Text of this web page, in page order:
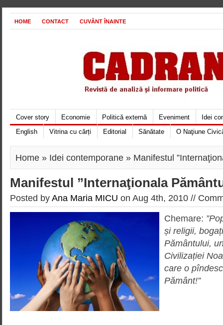
HOME CONTACT CUVÂNT ÎNAINTE
Cover story Economie Politică externă Eveniment
Idei
English
Vitrina cu cărți Editorial Sănătate O Naţiune
Home » Idei contemporane » Manifestul
Manifestul ”Internaţionala
Posted byAna Maria MICU on Aug 4th, 2010 //
Chemare:
și religii,
Pământului,
Civilizației
care o
Pământ!”